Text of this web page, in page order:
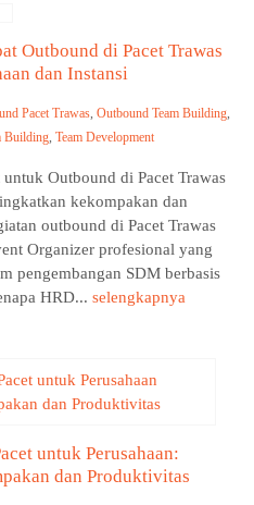
Outbound di Pacet Trawas
dan Instansi
Pacet Trawas, Outbound Team Building,
Building, Team Development
Outbound di Pacet Trawas
kekompakan dan
outbound di Pacet Trawas
Organizer profesional yang
pengembangan SDM berbasis
HRD... selengkapnya
untuk Perusahaan:
dan Produktivitas